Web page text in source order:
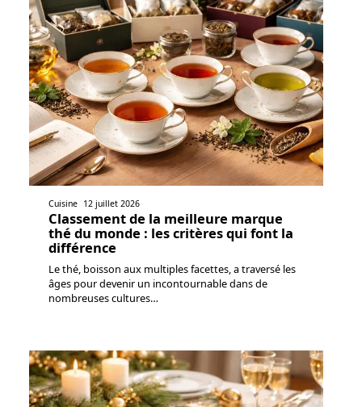
Cuisine 12 juillet 2026
Classement de la meilleure marque
thé du monde : les critères qui font la
différence
Le thé, boisson aux multiples facettes, a traversé les
âges pour devenir un incontournable dans de
nombreuses cultures…